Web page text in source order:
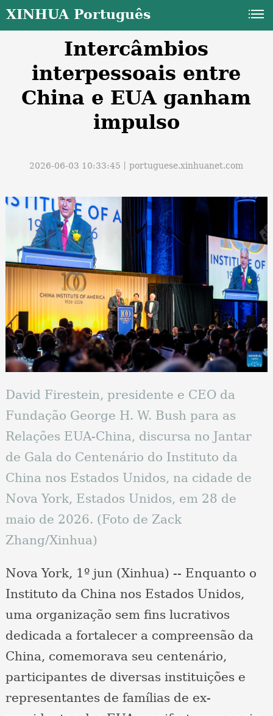
XINHUA Português
Intercâmbios
interpessoais entre
China e EUA ganham
impulso
2026-06-03 10:33:45丨portuguese.xinhuanet.com
David Firestein, presidente e CEO da
Fundação George H. W. Bush para as
Relações EUA-China, discursa no Jantar
de Gala do Centenário do Instituto da
China nos Estados Unidos, na cidade de
Nova York, Estados Unidos, em 28 de
maio de 2026. (Foto de Zack
Zhang/Xinhua)
Nova York, 1º jun (Xinhua) -- Enquanto o
Instituto da China nos Estados Unidos,
uma organização sem fins lucrativos
dedicada a fortalecer a compreensão da
China, comemorava seu centenário,
participantes de diversas instituições e
representantes de famílias de ex-